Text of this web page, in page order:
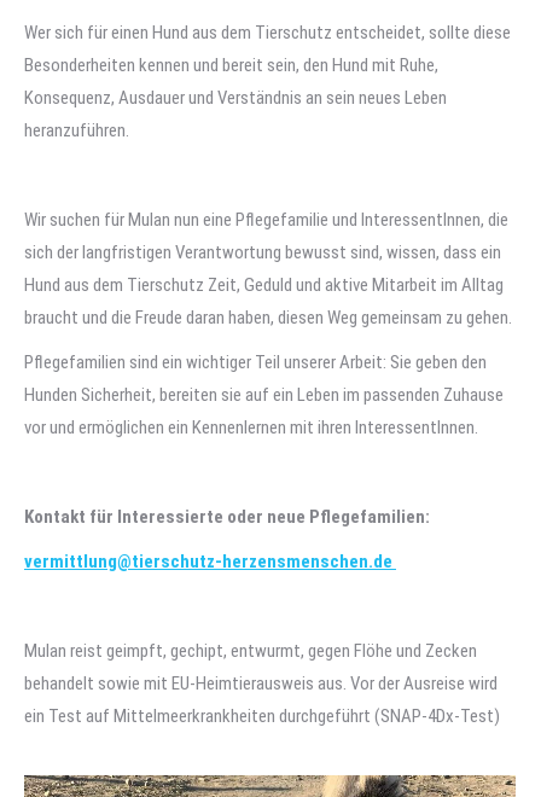
Wer sich für einen Hund aus dem Tierschutz entscheidet, sollte diese
Besonderheiten kennen und bereit sein, den Hund mit Ruhe,
Konsequenz, Ausdauer und Verständnis an sein neues Leben
heranzuführen.
Wir suchen für Mulan nun eine Pflegefamilie und InteressentInnen, die
sich der langfristigen Verantwortung bewusst sind, wissen, dass ein
Hund aus dem Tierschutz Zeit, Geduld und aktive Mitarbeit im Alltag
braucht und die Freude daran haben, diesen Weg gemeinsam zu gehen.
Pflegefamilien sind ein wichtiger Teil unserer Arbeit: Sie geben den
Hunden Sicherheit, bereiten sie auf ein Leben im passenden Zuhause
vor und ermöglichen ein Kennenlernen mit ihren InteressentInnen.
Kontakt für Interessierte oder neue Pflegefamilien:
vermittlung@tierschutz-herzensmenschen.de
Mulan reist geimpft, gechipt, entwurmt, gegen Flöhe und Zecken
behandelt sowie mit EU-Heimtierausweis aus. Vor der Ausreise wird
ein Test auf Mittelmeerkrankheiten durchgeführt (SNAP-4Dx-Test)